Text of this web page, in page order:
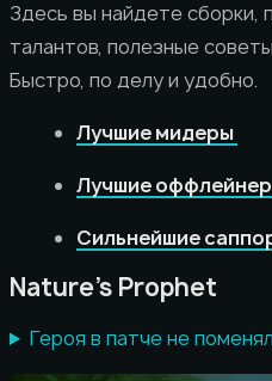
Здесь вы найдете сборки,
талантов, полезные
Быстро, по делу и удобно.
Лучшие мидеры
Лучшие
Сильнейшие
Nature’s Prophet
Героя в патче не